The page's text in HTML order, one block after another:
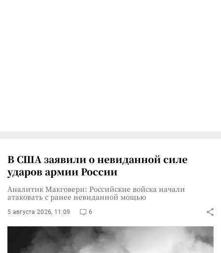
В США заявили о невиданной силе
ударов армии России
Аналитик Макговерн: Российские войска начали
атаковать с ранее невиданной мощью
5 августа 2026, 11:09 6